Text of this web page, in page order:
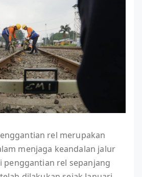
rel merupakan
menjaga keandalan jalur
penggantian rel sepanjang